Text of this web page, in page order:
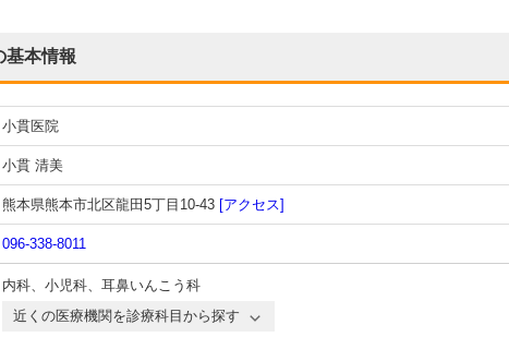
本情報
小貫医院
小貫 清美
熊本県熊本市北区龍田5丁目10-43 [アクセス]
096-338-8011
内科、 小児科、 耳鼻いんこう科
近くの医療機関を診療科目から探す